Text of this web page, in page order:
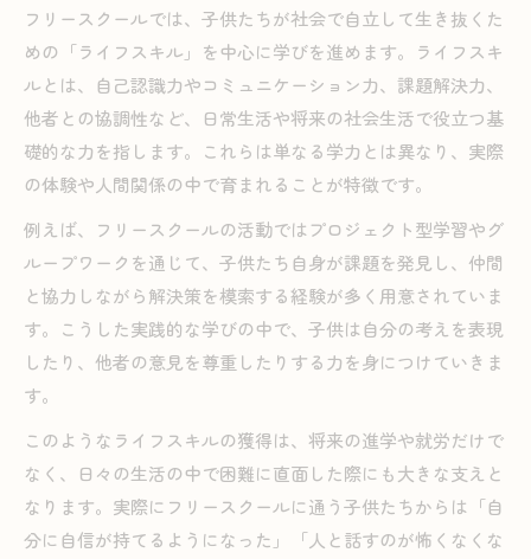
ョン
補助金制度を活用したフリースクール運営の工
夫
子供の社会的自立を支える新しい学びの場とは
フリースクールが子供の社会性を伸ばす理由
不登校の子供も安心できる新しい学びの選択肢
幅広い年齢で始めやすいフリースクールの特徴
自己認識を育むフリースクールでの体験例
子供の主体性を引き出すライフスキル教育の工
夫
安心できる環境で自信をつける体験の積み重ね
失敗から学ぶ力を育てるフリースクールの魅力
フリースクールでは、子供たちが社会で自立して生き抜くた
めの「ライフスキル」を中心に学びを進めます。ライフスキ
ルとは、自己認識力やコミュニケーション力、課題解決力、
他者との協調性など、日常生活や将来の社会生活で役立つ基
礎的な力を指します。これらは単なる学力とは異なり、実際
の体験や人間関係の中で育まれることが特徴です。
例えば、フリースクールの活動ではプロジェクト型学習やグ
ループワークを通じて、子供たち自身が課題を発見し、仲間
と協力しながら解決策を模索する経験が多く用意されていま
す。こうした実践的な学びの中で、子供は自分の考えを表現
したり、他者の意見を尊重したりする力を身につけていきま
す。
このようなライフスキルの獲得は、将来の進学や就労だけで
なく、日々の生活の中で困難に直面した際にも大きな支えと
なります。実際にフリースクールに通う子供たちからは「自
分に自信が持てるようになった」「人と話すのが怖くなくな